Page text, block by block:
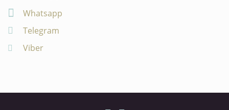
Whatsapp
Telegram
Viber